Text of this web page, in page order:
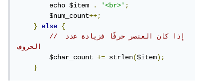
        echo $item
. '<br>';
        $num_count
++;
}
else
{
// إذا كان العنصر حرفًا فزيادة عدد
الحروف
        $char_count
+= strlen($item);
}